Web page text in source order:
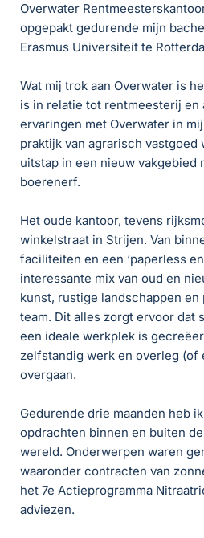
Overwater
opgepakt gedurende mijn
Erasmus Universiteit te
Wat mij trok aan Overwater is
is in relatie tot rentmeesterij en
ervaringen met Overwater in
praktijk van agrarisch vastgoed
uitstap in een nieuw vakgebied
boerenerf.
Het oude kantoor, tevens
winkelstraat in Strijen. Van
faciliteiten en een ‘paperless
interessante mix van oud en
kunst, rustige landschappen
team. Dit alles zorgt ervoor dat
een ideale werkplek is
zelfstandig werk en overleg (of
overgaan.
Gedurende drie maanden heb
opdrachten binnen en buiten
wereld. Onderwerpen waren
waaronder contracten van
het 7e Actieprogramma
adviezen.